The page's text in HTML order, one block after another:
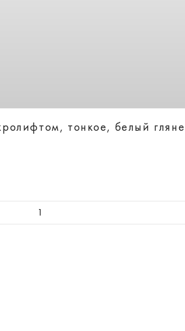
тонкое, белый